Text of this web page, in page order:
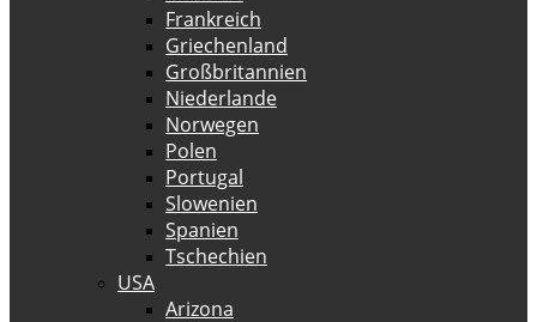
Frankreich
Griechenland
Großbritannien
Niederlande
Norwegen
Polen
Portugal
Slowenien
Spanien
Tschechien
USA
Arizona